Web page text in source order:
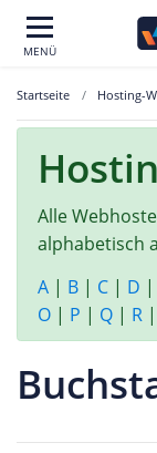
MENÜ
Startseite Hosting-
Alle
alphabetisch
A| B| C| D |
O| P | Q| R|